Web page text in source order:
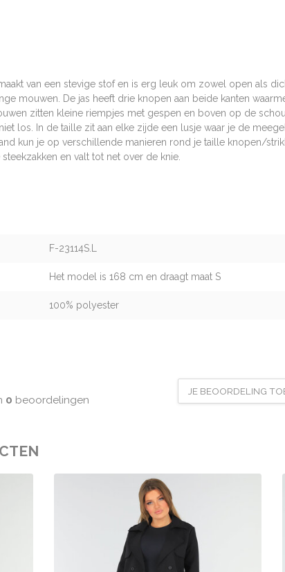
van een stevige stof en is erg leuk om zowel open als
mouwen. De jas heeft drie knopen aan beide kanten
zitten kleine riempjes met gespen en boven op de
los. In de taille zit aan elke zijde een lusje waar je de
kun je op verschillende manieren rond je taille knopen/
en valt tot net over de knie.
F-23114S.L
Het model is 168 cm en draagt maat S
100% polyester
0 beoordelingen
JE BEOORDELING